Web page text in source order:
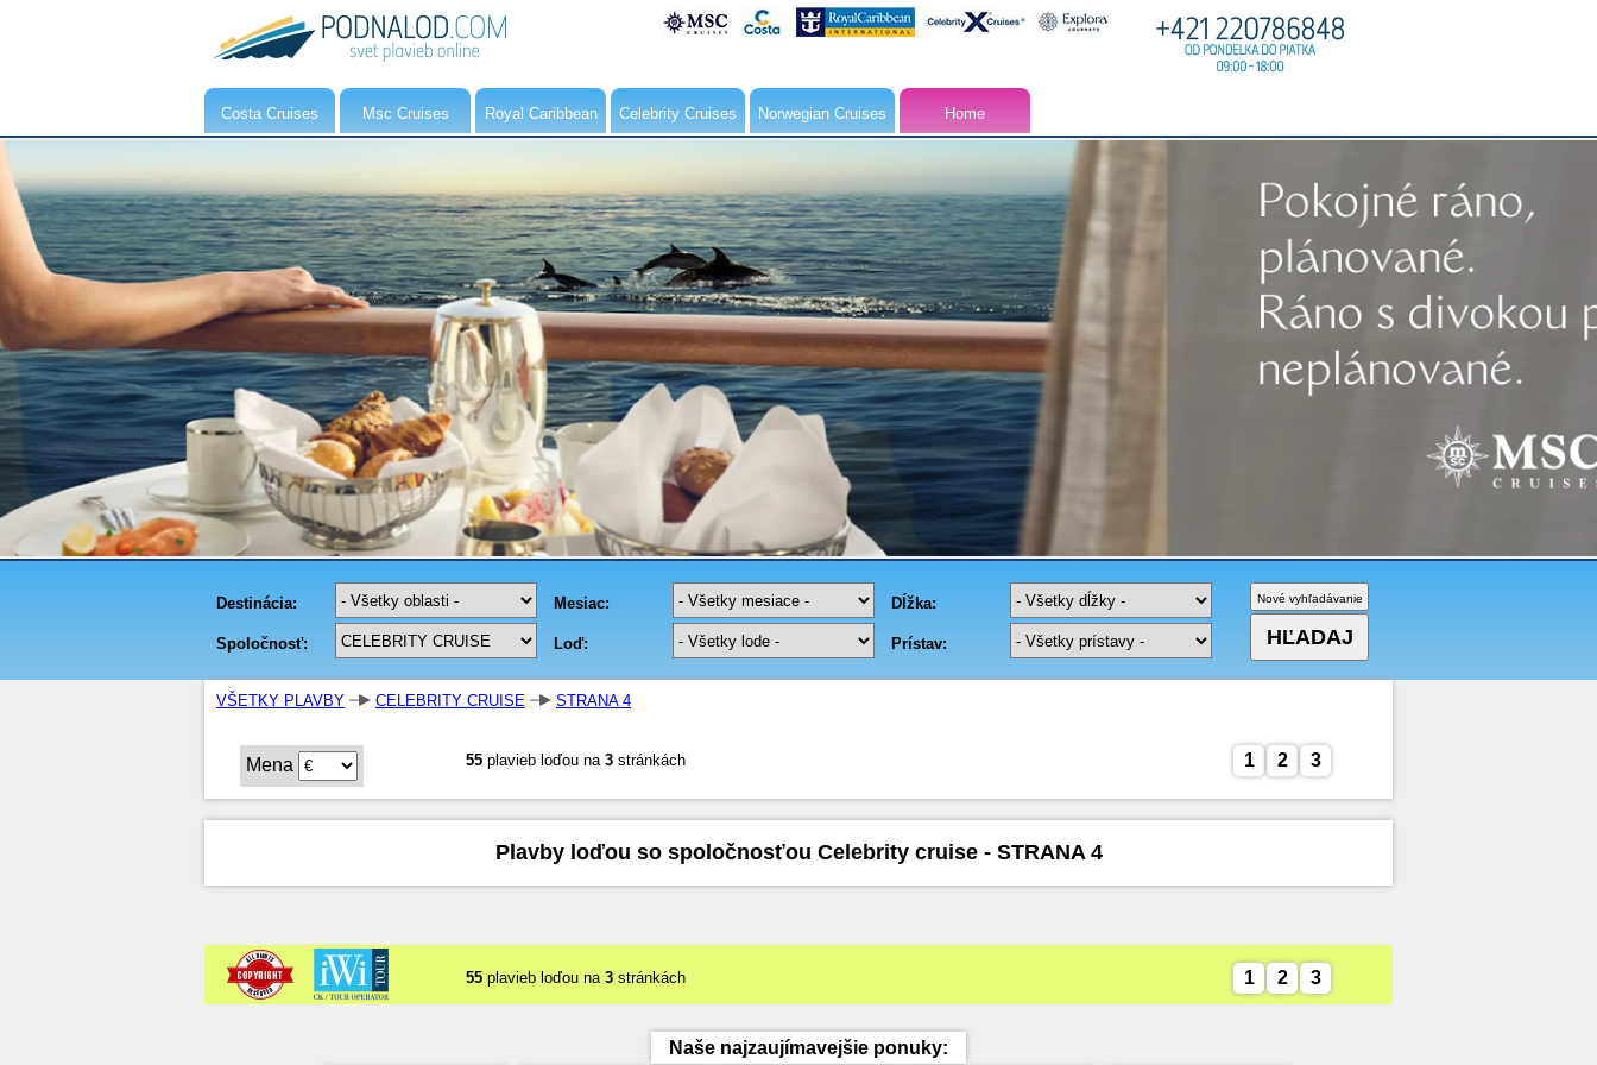
Costa Cruises Msc Cruises Royal Caribbean Celebrity Cruises Norwegian Cruises Home
VŠETKY PLAVBY CELEBRITY CRUISE STRANA 4
Mena 55 plavieb loďou na 3 stránkách 3
2
1
Plavby loďou so spoločnosťou Celebrity cruise - STRANA 4
55 plavieb loďou na 3 stránkách 3
2
1